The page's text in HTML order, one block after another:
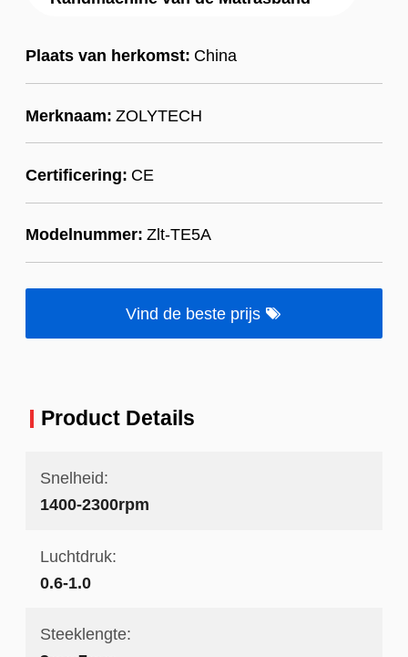
Plaats van herkomst: China
Merknaam: ZOLYTECH
Certificering: CE
Modelnummer: Zlt-TE5A
Vind de beste prijs
Product Details
Snelheid:
1400-2300rpm
Luchtdruk:
0.6-1.0
Steeklengte: